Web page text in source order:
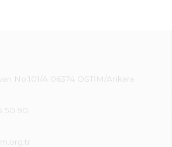
No:101/A 06374 OSTİM/Ankara
50 90